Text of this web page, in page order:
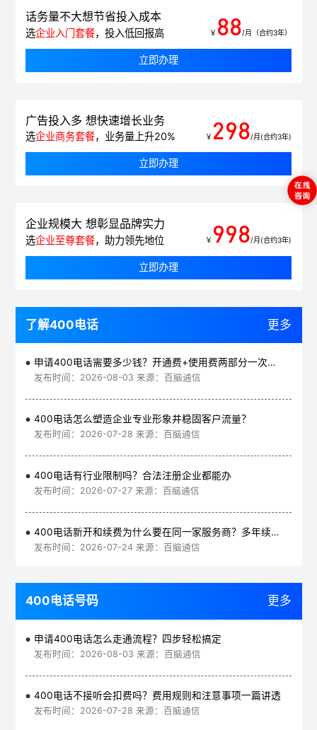
话务量不大想节省投入成本
选企业入门套餐，投入低回报高 ￥ 88/月（合约3年）
立即办理
广告投入多 想快速增长业务
选企业商务套餐，业务量上升20% ￥ 298/月(合约3年)
立即办理
企业规模大 想彰显品牌实力
选企业至尊套餐，助力领先地位 ￥ 998/月(合约3年)
立即办理
了解400电话 更多
申请400电话需要多少钱？开通费+使用费两部分一次讲清
发布时间：2026-08-03 来源：百脑通信
400电话怎么塑造企业专业形象并稳固客户流量？
发布时间：2026-07-28 来源：百脑通信
400电话有行业限制吗？合法注册企业都能办
发布时间：2026-07-27 来源：百脑通信
400电话新开和续费为什么要在同一家服务商？多年续费更划算
发布时间：2026-07-24 来源：百脑通信
400电话号码 更多
申请400电话怎么走通流程？四步轻松搞定
发布时间：2026-08-03 来源：百脑通信
400电话不接听会扣费吗？费用规则和注意事项一篇讲透
发布时间：2026-07-28 来源：百脑通信